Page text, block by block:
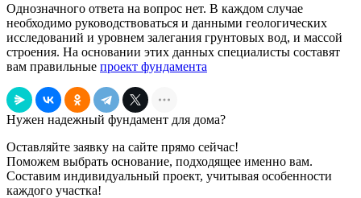
Однозначного ответа на вопрос нет. В каждом случае
необходимо руководствоваться и данными геологических
исследований и уровнем залегания грунтовых вод, и массой
строения. На основании этих данных специалисты составят
вам правильные проект фундамента
Нужен надежный фундамент для дома?
Оставляйте заявку на сайте прямо сейчас!
Поможем выбрать основание, подходящее именно вам.
Составим индивидуальный проект, учитывая особенности
каждого участка!